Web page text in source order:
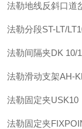
法勒地线反斜口道
法勒分段ST-LT/
法勒间隔夹DK 10/
法勒滑动支架AH-
法勒固定夹USK10
法勒固定夹